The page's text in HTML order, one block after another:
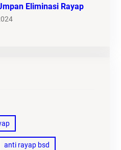
Eliminasi Rayap
anti rayap bsd